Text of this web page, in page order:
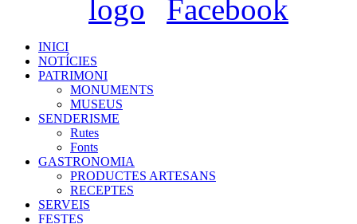
INICI
NOTÍCIES
PATRIMONI
MONUMENTS
MUSEUS
SENDERISME
Rutes
Fonts
GASTRONOMIA
PRODUCTES ARTESANS
RECEPTES
SERVEIS
FESTES